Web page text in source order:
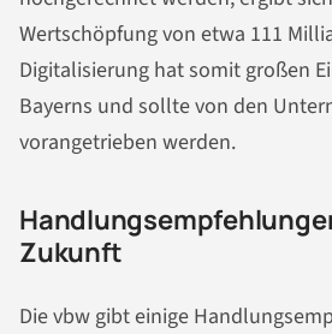
Wertschöpfung von etwa 111
Digitalisierung hat somit großen
Bayerns und sollte von den
vorangetrieben werden.
Zukunft
Die vbw gibt einige